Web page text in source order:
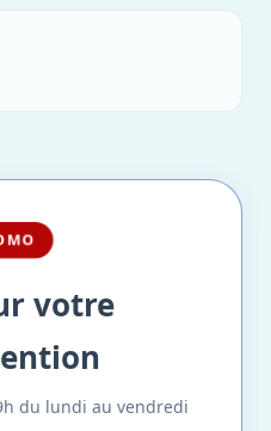
votre
du lundi au vendredi